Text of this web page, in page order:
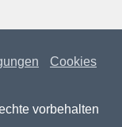
Cookies
vorbehalten